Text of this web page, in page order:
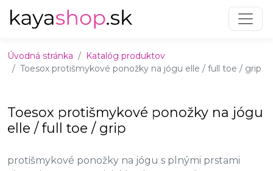
Úvodná stránka
Katalóg produktov
Toesox protišmykové ponožky na jógu elle / full toe / grip
Toesox protišmykové ponožky na jógu
elle / full toe / grip
protišmykové ponožky na jógu s plnými prstami